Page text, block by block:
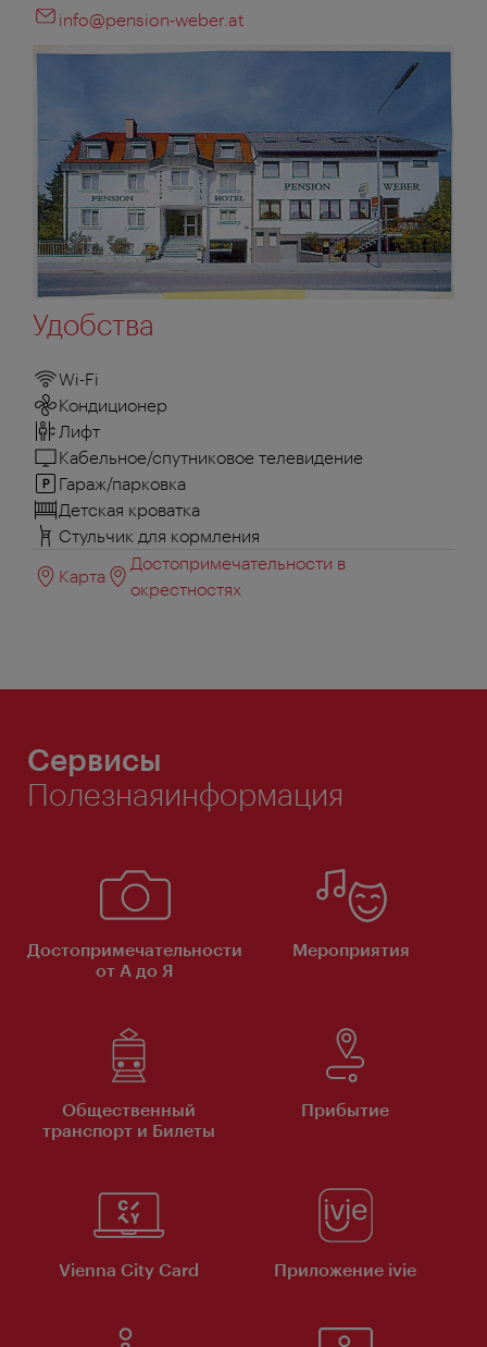
info@pension-weber.at
Удобства
Wi-Fi
Кондиционер
Лифт
Кабельное/спутниковое телевидение
Гараж/парковка
Детская кроватка
Стульчик для кормления
Карта
Достопримечательности в
окрестностях
Сервисы
Полезнаяинформация
Достопримечательности
от А до Я
Мероприятия
Общественный
транспорт и Билеты
Прибытие
Vienna City Card Приложение ivie